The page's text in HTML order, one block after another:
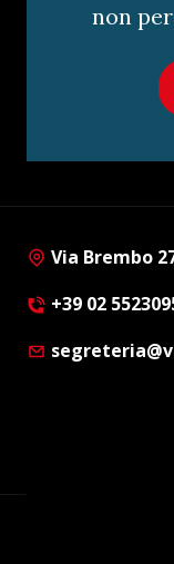
non
Via Brembo
+39 02